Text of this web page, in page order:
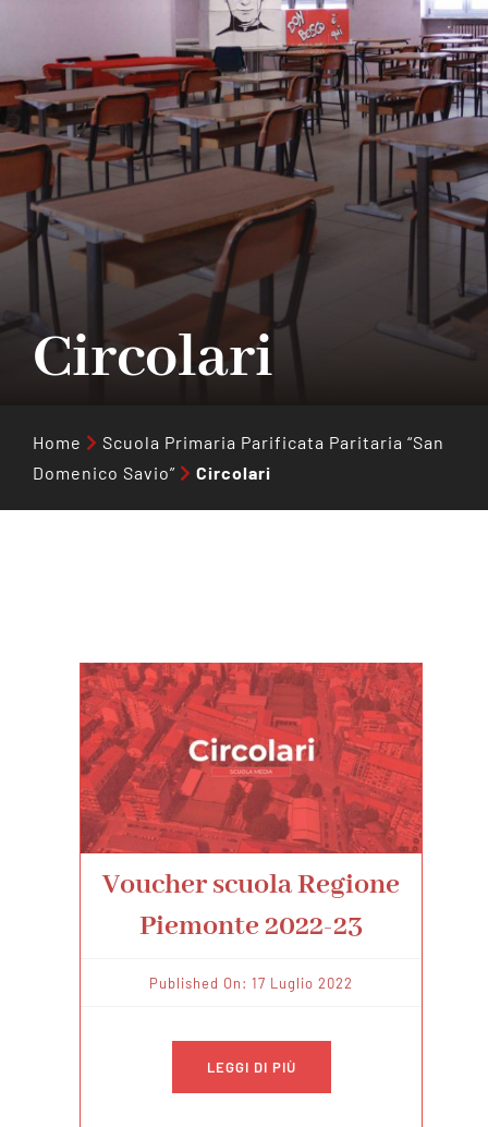
Notizie
Contatti
Circolari
Home
Scuola Primaria Parificata Paritaria “San
Domenico Savio”
Circolari
Voucher scuola Regione
Piemonte 2022-23
Published On: 17 Luglio 2022
LEGGI DI PIÙ